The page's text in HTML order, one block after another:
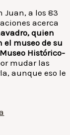
Juan, a los 83
acerca
quien
el museo de su
Histórico-
mudar las
aunque eso le